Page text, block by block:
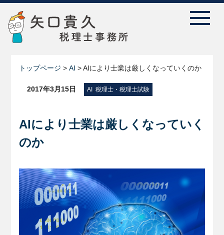
トップページ >AI >AIにより士業は厳しくなっていくのか
2017年3月15日 AI ,税理士・税理士試験
AIにより士業は厳しくなっていく
のか